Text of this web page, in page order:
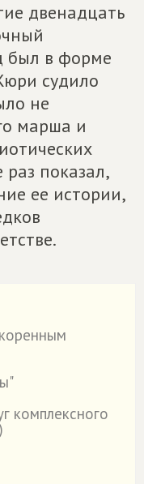
двенадцать
был в форме
судило
не
марша и
показал,
ее истории,
комплексного